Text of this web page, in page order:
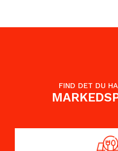
FIND DET DU